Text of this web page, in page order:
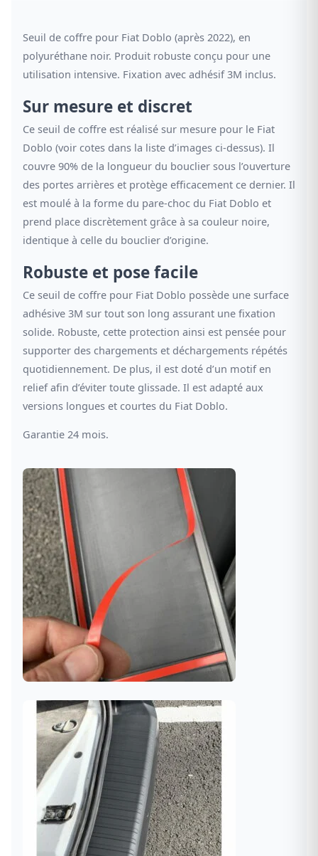
Seuil de coffre pour Fiat Doblo (après 2022), en
polyuréthane noir. Produit robuste conçu pour une
utilisation intensive. Fixation avec adhésif 3M inclus.
Sur mesure et discret
Ce seuil de coffre est réalisé sur mesure pour le Fiat
Doblo (voir cotes dans la liste d’images ci-dessus). Il
couvre 90% de la longueur du bouclier sous l’ouverture
des portes arrières et protège efficacement ce dernier. Il
est moulé à la forme du pare-choc du Fiat Doblo et
prend place discrètement grâce à sa couleur noire,
identique à celle du bouclier d’origine.
Robuste et pose facile
Ce seuil de coffre pour Fiat Doblo possède une surface
adhésive 3M sur tout son long assurant une fixation
solide. Robuste, cette protection ainsi est pensée pour
supporter des chargements et déchargements répétés
quotidiennement. De plus, il est doté d’un motif en
relief afin d’éviter toute glissade. Il est adapté aux
versions longues et courtes du Fiat Doblo.
Garantie 24 mois.